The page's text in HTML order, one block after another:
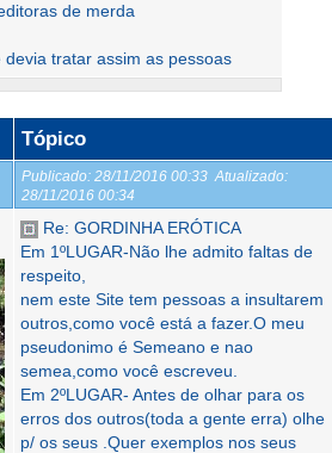
de merda
devia tratar assim as pessoas
Tópico
Publicado: 28/11/2016 00:33 Atualizado:
28/11/2016 00:34
Re: GORDINHA ERÓTICA
Em 1ºLUGAR-Não lhe admito faltas de
respeito,
nem este Site tem pessoas a insultarem
outros,como você está a fazer.O meu
pseudonimo é Semeano e nao
semea,como você escreveu.
Em 2ºLUGAR- Antes de olhar para os
erros dos outros(toda a gente erra) olhe
p/ os seus .Quer exemplos nos seus